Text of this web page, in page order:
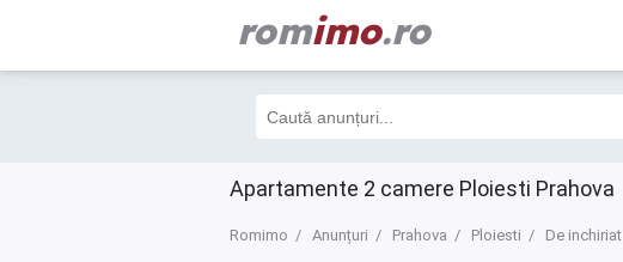
romimo.ro
Apartamente 2 camere Ploiesti Prahova
Romimo Anunțuri Prahova Ploiesti De inchiriat
Filtre 4 Toate
0